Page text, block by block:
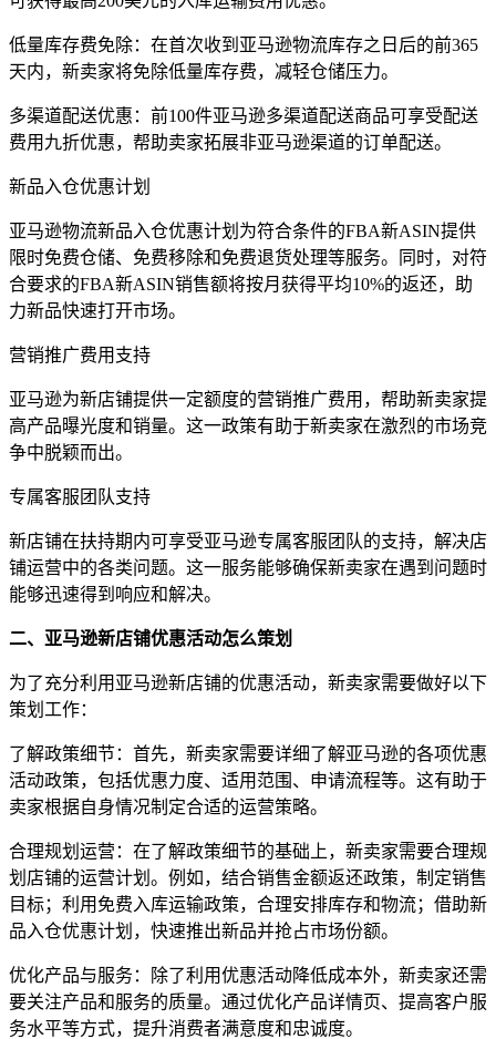
低量库存费免除：在首次收到亚马逊物流库存之日后的前365
天内，新卖家将免除低量库存费，减轻仓储压力。
多渠道配送优惠：前100件亚马逊多渠道配送商品可享受配送
费用九折优惠，帮助卖家拓展非亚马逊渠道的订单配送。
新品入仓优惠计划
亚马逊物流新品入仓优惠计划为符合条件的FBA新ASIN提供
限时免费仓储、免费移除和免费退货处理等服务。同时，对符
合要求的FBA新ASIN销售额将按月获得平均10%的返还，助
力新品快速打开市场。
营销推广费用支持
亚马逊为新店铺提供一定额度的营销推广费用，帮助新卖家提
高产品曝光度和销量。这一政策有助于新卖家在激烈的市场竞
争中脱颖而出。
专属客服团队支持
新店铺在扶持期内可享受亚马逊专属客服团队的支持，解决店
铺运营中的各类问题。这一服务能够确保新卖家在遇到问题时
能够迅速得到响应和解决。
二、亚马逊新店铺优惠活动怎么策划
为了充分利用亚马逊新店铺的优惠活动，新卖家需要做好以下
策划工作：
了解政策细节：首先，新卖家需要详细了解亚马逊的各项优惠
活动政策，包括优惠力度、适用范围、申请流程等。这有助于
卖家根据自身情况制定合适的运营策略。
合理规划运营：在了解政策细节的基础上，新卖家需要合理规
划店铺的运营计划。例如，结合销售金额返还政策，制定销售
目标；利用免费入库运输政策，合理安排库存和物流；借助新
品入仓优惠计划，快速推出新品并抢占市场份额。
优化产品与服务：除了利用优惠活动降低成本外，新卖家还需
要关注产品和服务的质量。通过优化产品详情页、提高客户服
务水平等方式，提升消费者满意度和忠诚度。